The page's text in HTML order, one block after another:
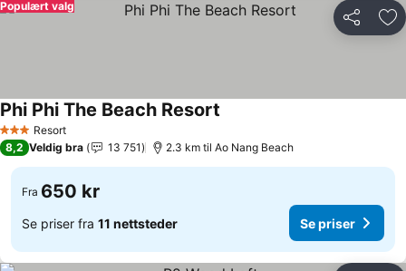
Del
Populært valg
3 StjernerResort
Phi Phi The Beach Resort
8,2 Veldig bra 13 751 2.3 km til Ao Nang Beach
Fra 650 kr
Se priser fra 11 nettsteder Se priser